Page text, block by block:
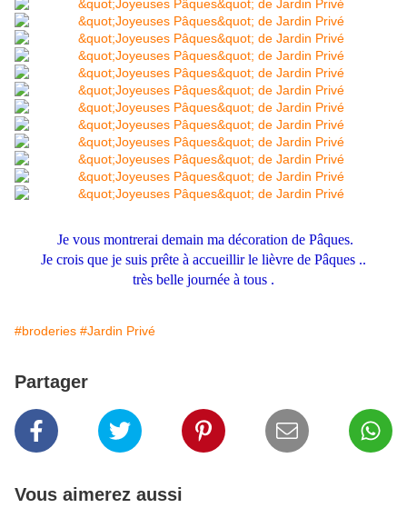
Je vous montrerai demain ma décoration de Pâques.
Je crois que je suis prête à accueillir le lièvre de Pâques ..
très belle journée à tous .
#broderies #Jardin Privé
Partager
Vous aimerez aussi